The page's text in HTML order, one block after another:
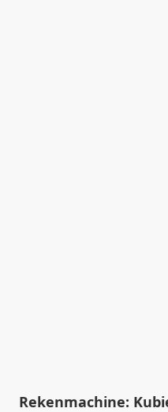
Rekenmachine: